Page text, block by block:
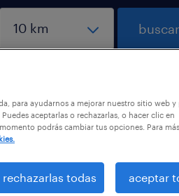
para ayudarnos a mejorar nuestro sitio web y
aceptarlas o rechazarlas, o hacer clic en
podrás cambiar tus opciones. Para más
rechazarlas todas aceptar